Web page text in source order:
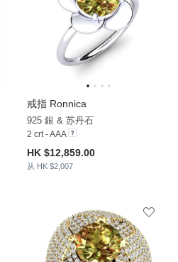
戒指 Ronnica
925 銀 & 苏丹石
2 crt - AAA
HK $12,859.00
从 HK $2,007